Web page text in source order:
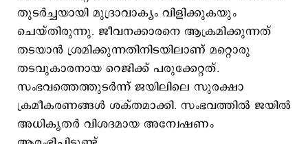
തുടർച്ചയായി മുദ്രാവാക്യം വിളിക്കുകയും
ചെയ്തിരുന്നു. ജീവനക്കാരനെ ആക്രമിക്കുന്നത്
തടയാൻ ശ്രമിക്കുന്നതിനിടയിലാണ് മറ്റൊരു
തടവുകാരനായ റെജിക്ക് പരുക്കേറ്റത്.
സംഭവത്തെത്തുടർന്ന് ജയിലിലെ സുരക്ഷാ
ക്രമീകരണങ്ങൾ ശക്തമാക്കി. സംഭവത്തിൽ ജയിൽ
അധികൃതർ വിശദമായ അന്വേഷണം